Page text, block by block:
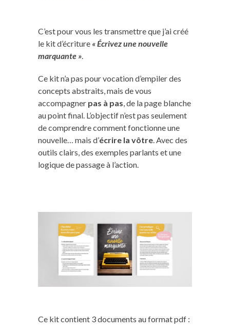
C’est pour vous les transmettre que j’ai créé
le kit d’écriture « Écrivez une nouvelle
marquante ».
Ce kit n’a pas pour vocation d’empiler des
concepts abstraits, mais de vous
accompagner pas à pas, de la page blanche
au point final. L’objectif n’est pas seulement
de comprendre comment fonctionne une
nouvelle… mais d’écrire la vôtre. Avec des
outils clairs, des exemples parlants et une
logique de passage à l’action.
Ce kit contient 3 documents au format pdf :